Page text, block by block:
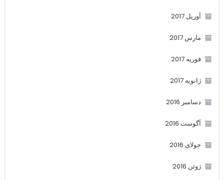
آوریل 2017
مارس 2017
فوریه 2017
ژانویه 2017
دسامبر 2016
آگوست 2016
جولای 2016
ژوئن 2016